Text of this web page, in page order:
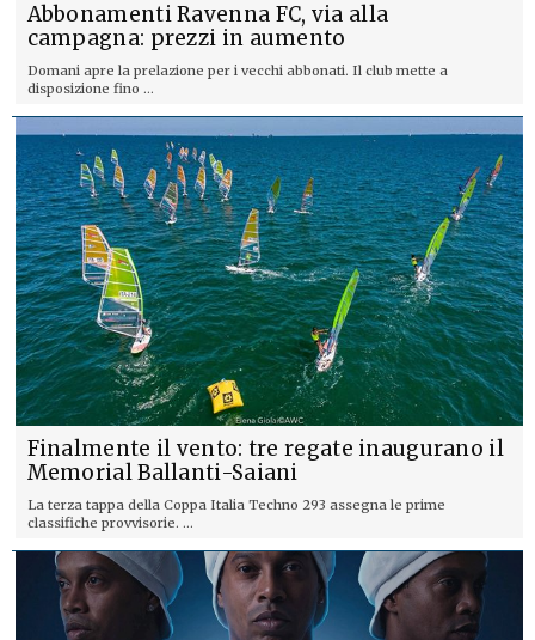
Abbonamenti Ravenna FC, via alla
campagna: prezzi in aumento
Domani apre la prelazione per i vecchi abbonati. Il club mette a
disposizione fino ...
Finalmente il vento: tre regate inaugurano il
Memorial Ballanti-Saiani
La terza tappa della Coppa Italia Techno 293 assegna le prime
classifiche provvisorie. ...